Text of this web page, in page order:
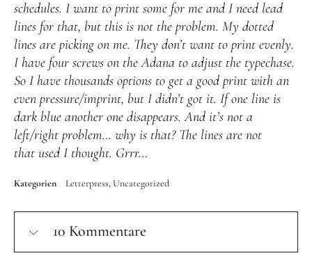
schedules. I want to print some for me and I need lead
lines for that, but this is not the problem. My dotted
lines are picking on me. They don’t want to print evenly.
I have four screws on the Adana to adjust the typechase.
So I have thousands options to get a good print with an
even pressure/imprint, but I didn’t got it. If one line is
dark blue another one disappears. And it’s not a
left/right problem… why is that? The lines are not
that used I thought. Grrr…
Kategorien Letterpress Uncategorized
10 Kommentare